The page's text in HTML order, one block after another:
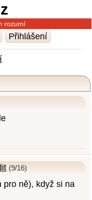
rozumí
Přihlášení
(9/16)
pro ně), když si na